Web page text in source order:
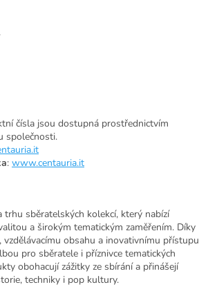
čísla jsou dostupná prostřednictvím
společnosti.
: www.centauria.it
trhu sběratelských kolekcí, který nabízí
a širokým tematickým zaměřením. Díky
vzdělávacímu obsahu a inovativnímu přístupu
pro sběratele i příznivce tematických
obohacují zážitky ze sbírání a přinášejí
techniky i pop kultury.